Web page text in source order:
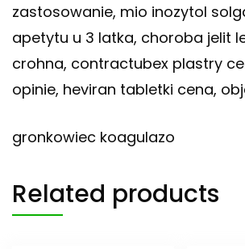
zastosowanie, mio inozytol
apetytu u 3 latka, choroba jelit
crohna, contractubex plastry
opinie, heviran tabletki cena,
gronkowiec koagulazo
Related products